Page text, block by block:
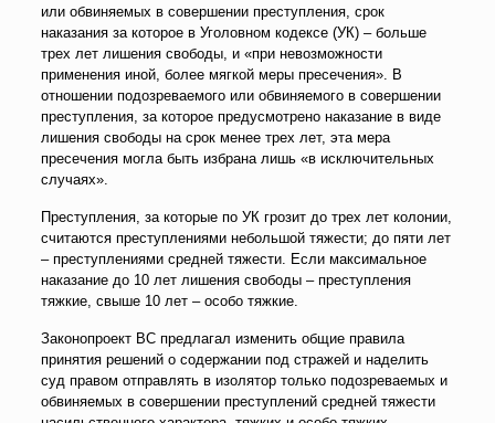
или обвиняемых в совершении преступления, срок
наказания за которое в Уголовном кодексе (УК) – больше
трех лет лишения свободы, и «при невозможности
применения иной, более мягкой меры пресечения». В
отношении подозреваемого или обвиняемого в совершении
преступления, за которое предусмотрено наказание в виде
лишения свободы на срок менее трех лет, эта мера
пресечения могла быть избрана лишь «в исключительных
случаях».
Преступления, за которые по УК грозит до трех лет колонии,
считаются преступлениями небольшой тяжести; до пяти лет
– преступлениями средней тяжести. Если максимальное
наказание до 10 лет лишения свободы – преступления
тяжкие, свыше 10 лет – особо тяжкие.
Законопроект ВС предлагал изменить общие правила
принятия решений о содержании под стражей и наделить
суд правом отправлять в изолятор только подозреваемых и
обвиняемых в совершении преступлений средней тяжести